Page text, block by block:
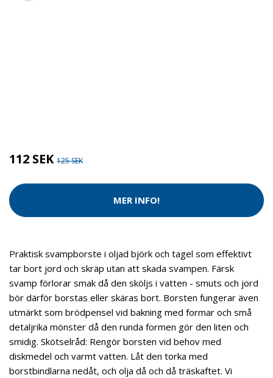
112 SEK 125 SEK
MER INFO!
Praktisk svampborste i oljad björk och tagel som effektivt
tar bort jord och skräp utan att skada svampen. Färsk
svamp förlorar smak då den sköljs i vatten - smuts och jord
bör därför borstas eller skäras bort. Borsten fungerar även
utmärkt som brödpensel vid bakning med formar och små
detaljrika mönster då den runda formen gör den liten och
smidig. Skötselråd: Rengör borsten vid behov med
diskmedel och varmt vatten. Låt den torka med
borstbindlarna nedåt, och olja då och då träskaftet. Vi